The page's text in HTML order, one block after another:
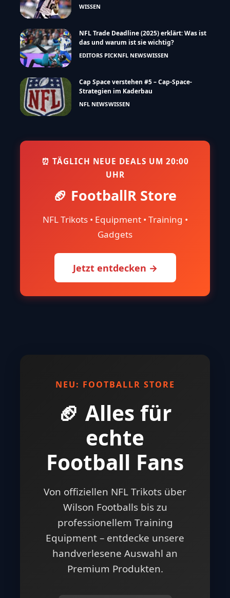
WISSEN
NFL Trade Deadline (2025) erklärt: Was ist
das und warum ist sie wichtig?
EDITORS PICKNFL NEWSWISSEN
Cap Space verstehen #5 – Cap-Space-
Strategien im Kaderbau
NFL NEWSWISSEN
⏰ TÄGLICH NEUE DEALS UM 20:00
UHR
🏈 FootballR Store
NFL Trikots • Equipment • Training •
Gadgets
Jetzt entdecken →
NEU: FOOTBALLR STORE
🏈 Alles für
echte
Football Fans
Von offiziellen NFL Trikots über
Wilson Footballs bis zu
professionellem Training
Equipment – entdecke unsere
handverlesene Auswahl an
Premium Produkten.